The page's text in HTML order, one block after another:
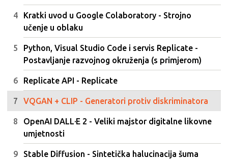
Kratki uvod u Google Colaboratory - Strojno
učenje u oblaku
Python, Visual Studio Code i servis Replicate -
Postavljanje razvojnog okruženja (s primjerom)
Replicate API - Replicate
VQGAN + CLIP - Generatori protiv diskriminatora
OpenAI DALL·E 2 - Veliki majstor digitalne likovne
umjetnosti
Stable Diffusion - Sintetička halucinacija šuma